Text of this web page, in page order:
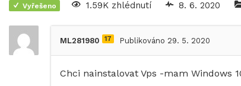
Vyřešeno 1.59K zhlédnutí 8. 6. 2020
ML281980 17 Publikováno 29. 5. 2020
Chci nainstalovat Vps -mam Windows